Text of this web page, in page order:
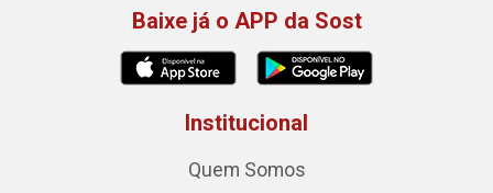
Baixe já o APP da Sost
Institucional
Quem Somos